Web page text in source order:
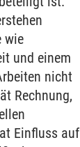
wie
und einem
nicht
Rechnung,
Einfluss auf